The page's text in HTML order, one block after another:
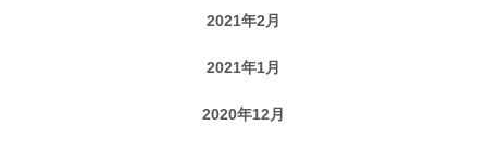
2021年2月
2021年1月
2020年12月